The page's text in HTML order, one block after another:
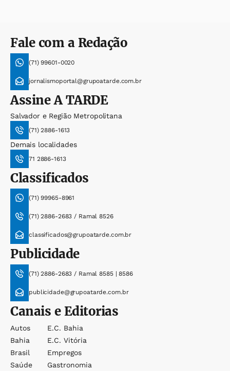
Fale com a Redação
(71) 99601-0020
jornalismoportal@grupoatarde.com.br
AssineA TARDE
Salvador e Região Metropolitana
(71) 2886-1613
Demais localidades
71 2886-1613
Classificados
(71) 99965-8961
(71) 2886-2683 / Ramal 8526
classificados@grupoatarde.com.br
Publicidade
(71) 2886-2683 / Ramal 8585 | 8586
publicidade@grupoatarde.com.br
Canais e Editorias
Autos
Bahia
Brasil
Saúde
E.c. Bahia
E.c. Vitória
Empregos
Gastronomia